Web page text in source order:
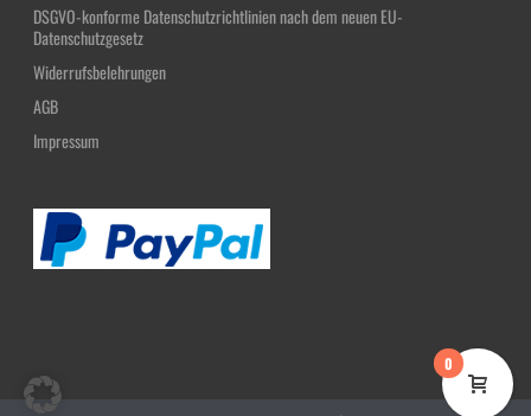
DSGVO-konforme Datenschutzrichtlinien nach dem neuen EU-
Datenschutzgesetz
Widerrufsbelehrungen
AGB
Impressum
0